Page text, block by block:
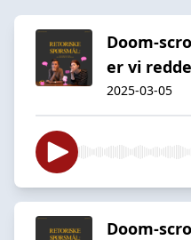
Doom-
er vi
2025-03-05
Doom-